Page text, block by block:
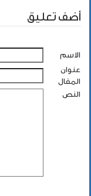
أضف تعليق
الاسم
عنوان
المقال
النص